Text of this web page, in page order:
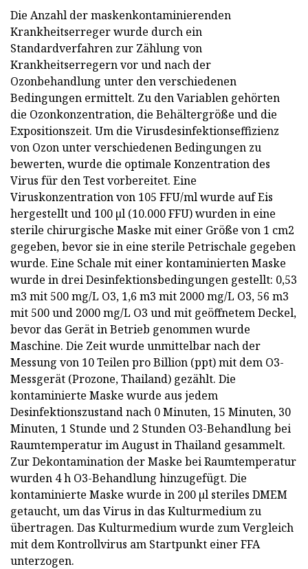
Die Anzahl der maskenkontaminierenden
Krankheitserreger wurde durch ein
Standardverfahren zur Zählung von
Krankheitserregern vor und nach der
Ozonbehandlung unter den verschiedenen
Bedingungen ermittelt. Zu den Variablen gehörten
die Ozonkonzentration, die Behältergröße und die
Expositionszeit. Um die Virusdesinfektionseffizienz
von Ozon unter verschiedenen Bedingungen zu
bewerten, wurde die optimale Konzentration des
Virus für den Test vorbereitet. Eine
Viruskonzentration von 105 FFU/ml wurde auf Eis
hergestellt und 100 µl (10.000 FFU) wurden in eine
sterile chirurgische Maske mit einer Größe von 1 cm2
gegeben, bevor sie in eine sterile Petrischale gegeben
wurde. Eine Schale mit einer kontaminierten Maske
wurde in drei Desinfektionsbedingungen gestellt: 0,53
m3 mit 500 mg/L O3, 1,6 m3 mit 2000 mg/L O3, 56 m3
mit 500 und 2000 mg/L O3 und mit geöffnetem Deckel,
bevor das Gerät in Betrieb genommen wurde
Maschine. Die Zeit wurde unmittelbar nach der
Messung von 10 Teilen pro Billion (ppt) mit dem O3-
Messgerät (Prozone, Thailand) gezählt. Die
kontaminierte Maske wurde aus jedem
Desinfektionszustand nach 0 Minuten, 15 Minuten, 30
Minuten, 1 Stunde und 2 Stunden O3-Behandlung bei
Raumtemperatur im August in Thailand gesammelt.
Zur Dekontamination der Maske bei Raumtemperatur
wurden 4 h O3-Behandlung hinzugefügt. Die
kontaminierte Maske wurde in 200 µl steriles DMEM
getaucht, um das Virus in das Kulturmedium zu
übertragen. Das Kulturmedium wurde zum Vergleich
mit dem Kontrollvirus am Startpunkt einer FFA
unterzogen.